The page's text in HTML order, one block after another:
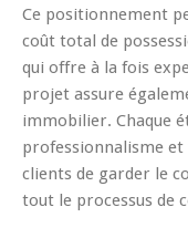
Ce positionnement
coût total de
qui offre à la fois
projet assure
immobilier. Chaque
professionnalisme
clients de garder le
tout le processus de